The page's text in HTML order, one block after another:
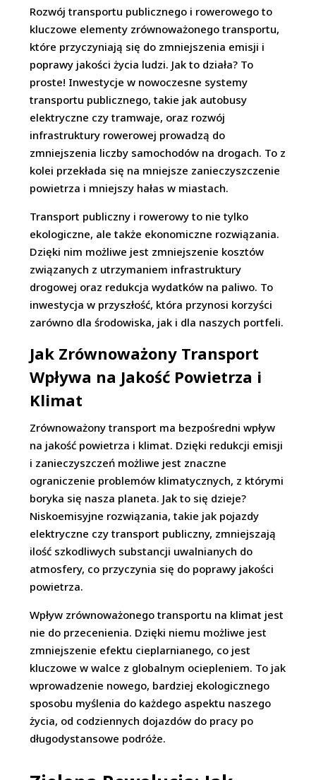
Rozwój transportu publicznego i rowerowego to
kluczowe elementy zrównoważonego transportu,
które przyczyniają się do zmniejszenia emisji i
poprawy jakości życia ludzi. Jak to działa? To
proste! Inwestycje w nowoczesne systemy
transportu publicznego, takie jak autobusy
elektryczne czy tramwaje, oraz rozwój
infrastruktury rowerowej prowadzą do
zmniejszenia liczby samochodów na drogach. To z
kolei przekłada się na mniejsze zanieczyszczenie
powietrza i mniejszy hałas w miastach.
Transport publiczny i rowerowy to nie tylko
ekologiczne, ale także ekonomiczne rozwiązania.
Dzięki nim możliwe jest zmniejszenie kosztów
związanych z utrzymaniem infrastruktury
drogowej oraz redukcja wydatków na paliwo. To
inwestycja w przyszłość, która przynosi korzyści
zarówno dla środowiska, jak i dla naszych portfeli.
Jak Zrównoważony Transport
Wpływa na Jakość Powietrza i
Klimat
Zrównoważony transport ma bezpośredni wpływ
na jakość powietrza i klimat. Dzięki redukcji emisji
i zanieczyszczeń możliwe jest znaczne
ograniczenie problemów klimatycznych, z którymi
boryka się nasza planeta. Jak to się dzieje?
Niskoemisyjne rozwiązania, takie jak pojazdy
elektryczne czy transport publiczny, zmniejszają
ilość szkodliwych substancji uwalnianych do
atmosfery, co przyczynia się do poprawy jakości
powietrza.
Wpływ zrównoważonego transportu na klimat jest
nie do przecenienia. Dzięki niemu możliwe jest
zmniejszenie efektu cieplarnianego, co jest
kluczowe w walce z globalnym ociepleniem. To jak
wprowadzenie nowego, bardziej ekologicznego
sposobu myślenia do każdego aspektu naszego
życia, od codziennych dojazdów do pracy po
długodystansowe podróże.